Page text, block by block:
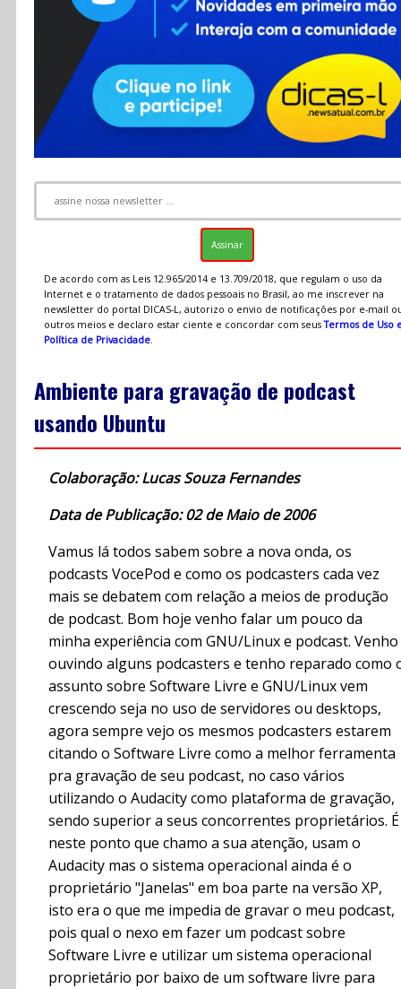
RSS
De acordo com as Leis 12.965/2014 e 13.709/2018, que regulam o uso da
Internet e o tratamento de dados pessoais no Brasil, ao me inscrever na
newsletter do portal DICAS-L, autorizo o envio de notificações por e-mail
outros meios e declaro estar ciente e concordar com seusTermos de Uso
Política de Privacidade.
Ambiente para gravação de podcast
usando Ubuntu
Colaboração: Lucas Souza Fernandes
Data de Publicação: 02 de Maio de 2006
Vamus lá todos sabem sobre a nova onda, os
podcasts VocePod e como os podcasters cada vez
mais se debatem com relação a meios de produção
de podcast. Bom hoje venho falar um pouco da
minha experiência com GNU/Linux e podcast. Venho
ouvindo alguns podcasters e tenho reparado como
assunto sobre Software Livre e GNU/Linux vem
crescendo seja no uso de servidores ou desktops,
agora sempre vejo os mesmos podcasters estarem
citando o Software Livre como a melhor ferramenta
pra gravação de seu podcast, no caso vários
utilizando o Audacity como plataforma de gravação,
sendo superior a seus concorrentes proprietários. É
neste ponto que chamo a sua atenção, usam o
Audacity mas o sistema operacional ainda é o
proprietário "Janelas" em boa parte na versão XP,
isto era o que me impedia de gravar o meu podcast,
pois qual o nexo em fazer um podcast sobre
Software Livre e utilizar um sistema operacional
proprietário por baixo de um software livre para